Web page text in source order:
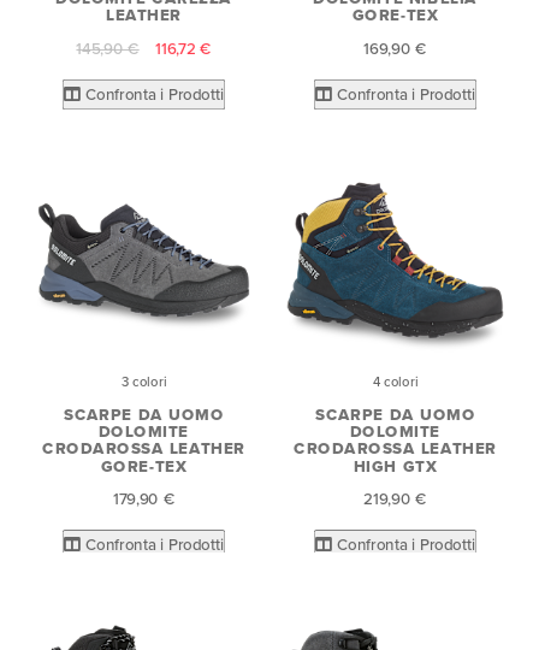
LEATHER
145,90 € 116,72 €
Confronta i Prodotti
GORE-TEX
169,90 €
Confronta i Prodotti
3 colori
SCARPE DA UOMO
DOLOMITE
CRODAROSSA LEATHER
GORE-TEX
179,90 €
Confronta i Prodotti
4 colori
SCARPE DA UOMO
DOLOMITE
CRODAROSSA LEATHER
HIGH GTX
219,90 €
Confronta i Prodotti